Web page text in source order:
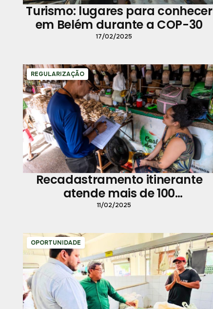
Turismo: lugares para conhecer
em Belém durante a COP-30
17/02/2025
REGULARIZAÇÃO
Recadastramento itinerante
atende mais de 100
trabalhadores na feira da 25 de
11/02/2025
OPORTUNIDADE